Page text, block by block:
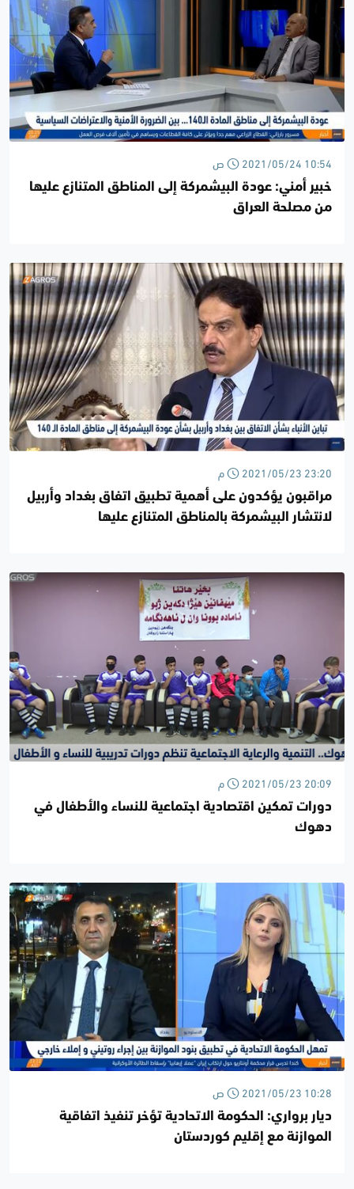
2021/05/24 10:54 ص
خبير أمني: عودة البيشمركة إلى المناطق المتنازع عليها
من مصلحة العراق
2021/05/23 23:20 م
مراقبون يؤكدون على أهمية تطبيق اتفاق بغداد وأربيل
لانتشار البيشمركة بالمناطق المتنازع عليها
2021/05/23 20:09 م
دورات تمكين اقتصادية اجتماعية للنساء والأطفال في
دهوك
2021/05/23 10:28 ص
ديار برواري: الحكومة الاتحادية تؤخر تنفيذ اتفاقية
الموازنة مع إقليم كوردستان